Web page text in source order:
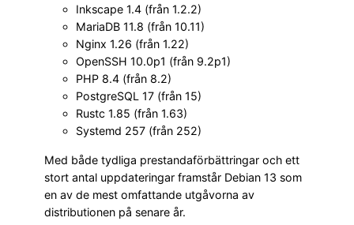
Inkscape 1.4 (från 1.2.2)
MariaDB 11.8 (från 10.11)
Nginx 1.26 (från 1.22)
OpenSSH 10.0p1 (från 9.2p1)
PHP 8.4 (från 8.2)
PostgreSQL 17 (från 15)
Rustc 1.85 (från 1.63)
Systemd 257 (från 252)
Med både tydliga prestandaförbättringar och ett
stort antal uppdateringar framstår Debian 13 som
en av de mest omfattande utgåvorna av
distributionen på senare år.